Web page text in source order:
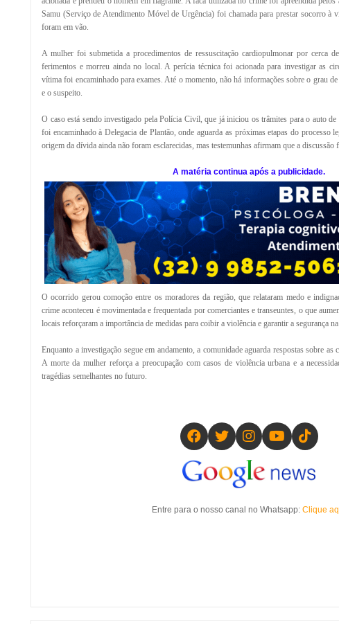
Samu (Serviço de Atendimento Móvel de Urgência) foi chamada para prestar socorro à
foram em vão.
A mulher foi submetida a procedimentos de ressuscitação cardiopulmonar por cerca
ferimentos e morreu ainda no local. A perícia técnica foi acionada para investigar as
vítima foi encaminhado para exames. Até o momento, não há informações sobre o grau
e o suspeito.
O caso está sendo investigado pela Polícia Civil, que já iniciou os trâmites para o auto
foi encaminhado à Delegacia de Plantão, onde aguarda as próximas etapas do processo
origem da dívida ainda não foram esclarecidas, mas testemunhas afirmam que a discussão
A matéria continua após a publicidade.
O ocorrido gerou comoção entre os moradores da região, que relataram medo e
crime aconteceu é movimentada e frequentada por comerciantes e transeuntes, o que
locais reforçaram a importância de medidas para coibir a violência e garantir a segurança
Enquanto a investigação segue em andamento, a comunidade aguarda respostas sobre as
A morte da mulher reforça a preocupação com casos de violência urbana e a
tragédias semelhantes no futuro.
Entre para o nosso canal no Whatsapp:Clique